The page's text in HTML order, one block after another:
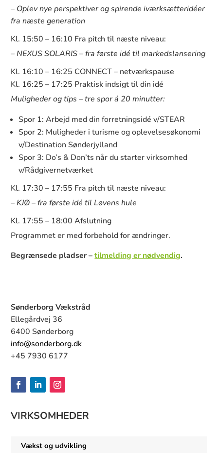
– Oplev nye perspektiver og spirende iværksætteridéer
fra næste generation
Kl. 15:50 – 16:10 Fra pitch til næste niveau:
– NEXUS SOLARIS – fra første idé til markedslansering
Kl. 16:10 – 16:25 CONNECT – netværkspause
Kl. 16:25 – 17:25 Praktisk indsigt til din idé
Muligheder og tips – tre spor á 20 minutter:
Spor 1: Arbejd med din forretningsidé v/STEAR
Spor 2: Muligheder i turisme og oplevelsesøkonomi
v/Destination Sønderjylland
Spor 3: Do’s & Don’ts når du starter virksomhed
v/Rådgivernetværket
Kl. 17:30 – 17:55 Fra pitch til næste niveau:
– KJØ – fra første idé til Løvens hule
Kl. 17:55 – 18:00 Afslutning
Programmet er med forbehold for ændringer.
Begrænsede pladser –tilmelding er nødvendig.
Sønderborg Vækstråd
Ellegårdvej 36
6400 Sønderborg
info@sonderborg.dk
+45 7930 6177
VIRKSOMHEDER
Vækst og udvikling